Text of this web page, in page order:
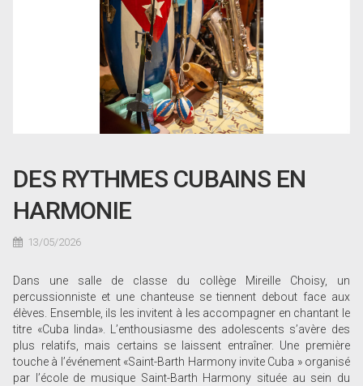
DES RYTHMES CUBAINS EN
HARMONIE
13/05/2026
Dans une salle de classe du collège Mireille Choisy, un
percussionniste et une chanteuse se tiennent debout face aux
élèves. Ensemble, ils les invitent à les accompagner en chantant le
titre «Cuba linda». L’enthousiasme des adolescents s’avère des
plus relatifs, mais certains se laissent entraîner. Une première
touche à l’événement «Saint-Barth Harmony invite Cuba » organisé
par l’école de musique Saint-Barth Harmony située au sein du